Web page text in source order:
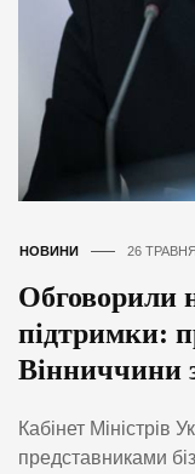
НОВИНИ 26
Обговорили
підтримки:
Вінниччини
Кабінет Міністрів
представниками